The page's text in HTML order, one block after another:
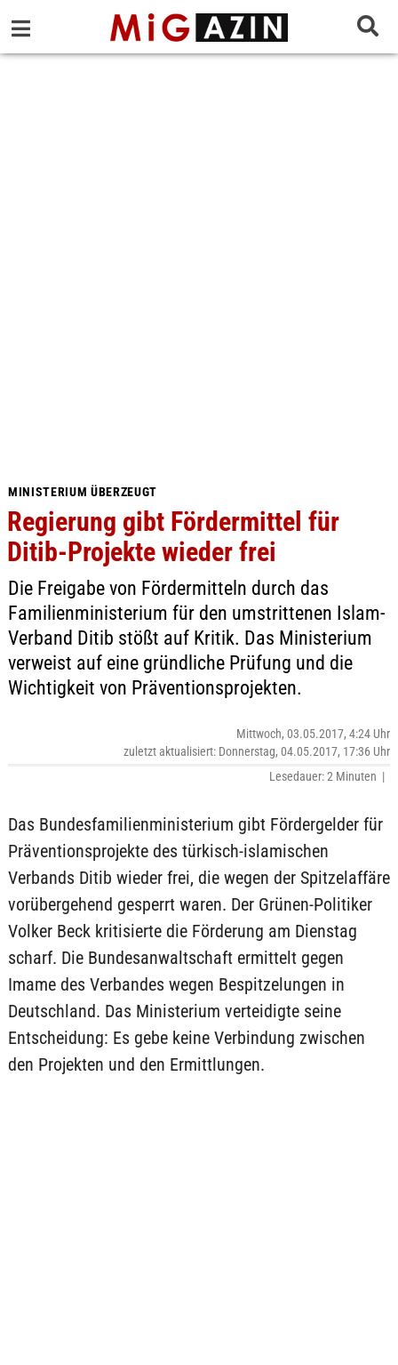
MINISTERIUM ÜBERZEUGT
Regierung gibt Fördermittel für
Ditib-Projekte wieder frei
Die Freigabe von Fördermitteln durch das
Familienministerium für den umstrittenen Islam-
Verband Ditib stößt auf Kritik. Das Ministerium
verweist auf eine gründliche Prüfung und die
Wichtigkeit von Präventionsprojekten.
Mittwoch, 03.05.2017, 4:24 Uhr
zuletzt aktualisiert: Donnerstag, 04.05.2017, 17:36 Uhr
Lesedauer: 2 Minuten |
Das Bundesfamilienministerium gibt Fördergelder für
Präventionsprojekte des türkisch-islamischen
Verbands Ditib wieder frei, die wegen der Spitzelaffäre
vorübergehend gesperrt waren. Der Grünen-Politiker
Volker Beck kritisierte die Förderung am Dienstag
scharf. Die Bundesanwaltschaft ermittelt gegen
Imame des Verbandes wegen Bespitzelungen in
Deutschland. Das Ministerium verteidigte seine
Entscheidung: Es gebe keine Verbindung zwischen
den Projekten und den Ermittlungen.